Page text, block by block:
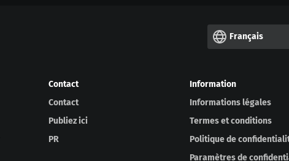
Français
Contact
Contact
Publiez ici
PR
Information
Informations légales
Termes et conditions
Politique de
Paramètres de